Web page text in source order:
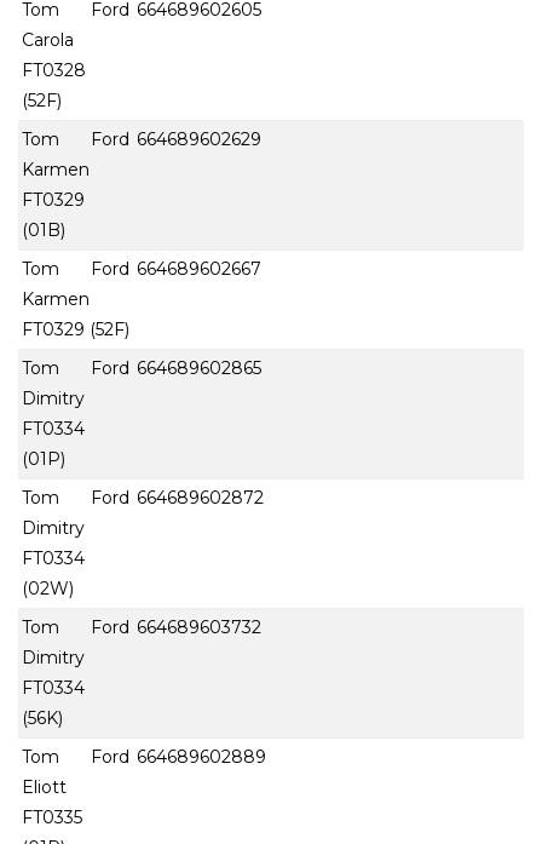
Tom Ford
Carola
FT0328
(52F)
664689602605
Tom Ford
Karmen
FT0329
(01B)
664689602629
Tom Ford
Karmen
FT0329 (52F)
664689602667
Tom Ford
Dimitry
FT0334
(01P)
664689602865
Tom Ford
Dimitry
FT0334
(02W)
664689602872
Tom Ford
Dimitry
FT0334
(56K)
664689603732
Tom Ford
Eliott
FT0335
664689602889